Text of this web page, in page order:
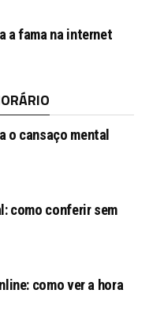
a fama na internet
o cansaço mental
como conferir sem
como ver a hora